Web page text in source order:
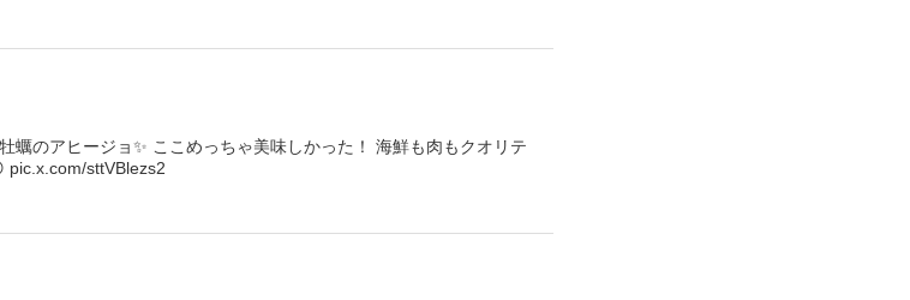
蠣のアヒージョ✨ ここめっちゃ美味しかった！ 海鮮も肉もクオリテ
pic.x.com/sttVBlezs2